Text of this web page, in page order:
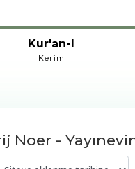
Kur'an-I
Kerim
Noer -